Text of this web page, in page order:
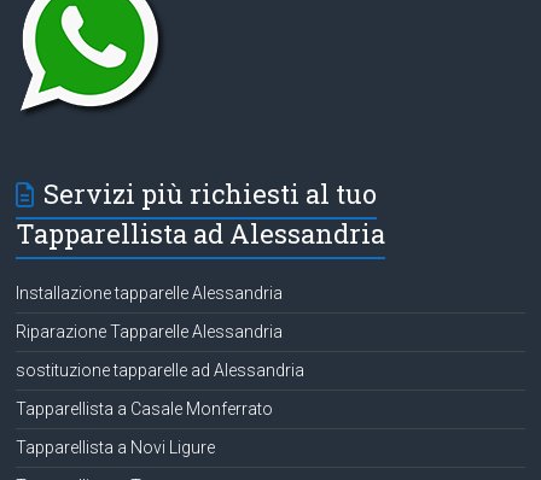
Servizi più richiesti al tuo
Tapparellista ad Alessandria
Installazione tapparelle Alessandria
Riparazione Tapparelle Alessandria
sostituzione tapparelle ad Alessandria
Tapparellista a Casale Monferrato
Tapparellista a Novi Ligure